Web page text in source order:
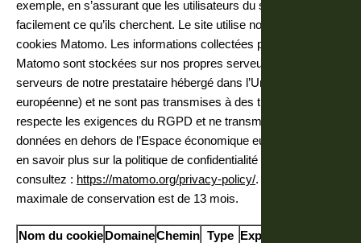
exemple, en s’assurant que les utilisateurs du site trouvent
facilement ce qu’ils cherchent. Le site utilise notamment des
cookies Matomo. Les informations collectées par les cookies
Matomo sont stockées sur nos propres serveurs (ou sur les
serveurs de notre prestataire hébergé dans l’Union
européenne) et ne sont pas transmises à des tiers. Matomo
respecte les exigences du RGPD et ne transmet pas les
données en dehors de l’Espace économique européen. Pour
en savoir plus sur la politique de confidentialité de Matomo,
consultez : https://matomo.org/privacy-policy/. Leur durée
maximale de conservation est de 13 mois.
Nom du cookie DomaineChemin Type Expiration